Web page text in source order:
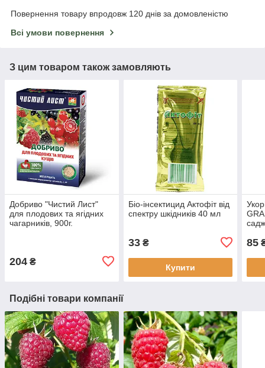
Повернення товару впродовж 120 днів за домовленістю
Всі умови повернення
З цим товаром також замовляють
Добриво "Чистий Лист"
для плодових та ягідних
чагарників, 900г.
204 ₴
Біо-інсектицид Актофіт від
спектру шкідників 40 мл
33₴
Купити
85
Подібні товари компанії